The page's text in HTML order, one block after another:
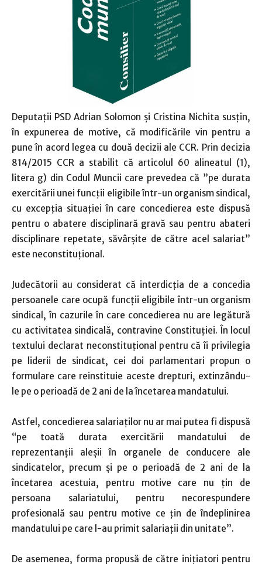
Deputaţii PSD Adrian Solomon şi Cristina Nichita susţin,
în expunerea de motive, că modificările vin pentru a
pune în acord legea cu două decizii ale CCR. Prin decizia
814/2015 CCR a stabilit că articolul 60 alineatul (1),
litera g) din Codul Muncii care prevedea că ”pe durata
exercitării unei funcţii eligibile într-un organism sindical,
cu excepţia situaţiei în care concedierea este dispusă
pentru o abatere disciplinară gravă sau pentru abateri
disciplinare repetate, săvârşite de către acel salariat”
este neconstituţional.
Judecătorii au considerat că interdicţia de a concedia
persoanele care ocupă funcţii eligibile într-un organism
sindical, în cazurile în care concedierea nu are legătură
cu activitatea sindicală, contravine Constituţiei. În locul
textului declarat neconstituţional pentru că îi privilegia
pe liderii de sindicat, cei doi parlamentari propun o
formulare care reinstituie aceste drepturi, extinzându-
le pe o perioadă de 2 ani de la încetarea mandatului.
Astfel, concedierea salariaţilor nu ar mai putea fi dispusă
“pe toată durata exercitării mandatului de
reprezentanţii aleşii în organele de conducere ale
sindicatelor, precum şi pe o perioadă de 2 ani de la
încetarea acestuia, pentru motive care nu ţin de
persoana salariatului, pentru necorespundere
profesională sau pentru motive ce ţin de îndeplinirea
mandatului pe care l-au primit salariaţii din unitate”.
De asemenea, forma propusă de către iniţiatori pentru